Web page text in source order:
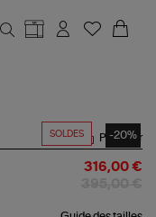
SOLDES -20%
Partager
316,00 €